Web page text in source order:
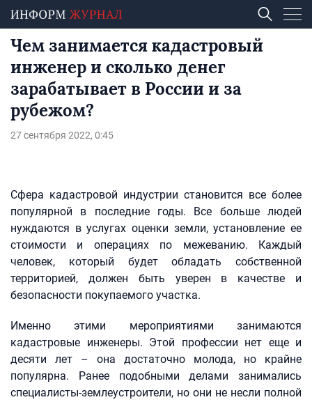
Чем занимается кадастровый
инженер и сколько денег
зарабатывает в России и за
рубежом?
27 сентября 2022, 0:45
Сфера кадастровой индустрии становится все более
популярной в последние годы. Все больше людей
нуждаются в услугах оценки земли, установление ее
стоимости и операциях по межеванию. Каждый
человек, который будет обладать собственной
территорией, должен быть уверен в качестве и
безопасности покупаемого участка.
Именно этими мероприятиями занимаются
кадастровые инженеры. Этой профессии нет еще и
десяти лет – она достаточно молода, но крайне
популярна. Ранее подобными делами занимались
специалисты-землеустроители, но они не несли полной